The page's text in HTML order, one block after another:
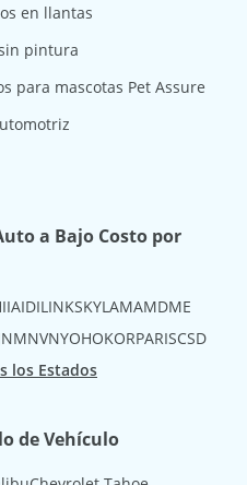
en llantas
pintura
para mascotas Pet Assure
a Bajo Costo por
IAIDIL INKSKYLAMAMDME
NMNVNYOHOKORPARISCSD
los Estados
de Vehículo